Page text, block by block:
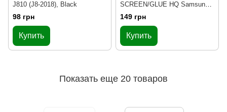
J810 (J8-2018), Black
98 грн
Купить
SCREEN/GLUE HQ Samsung
Galaxy A10/A10s/M10
(A105/A107/M105), Black
149 грн
Купить
Показать еще 20 товаров